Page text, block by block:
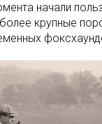
начали
крупные